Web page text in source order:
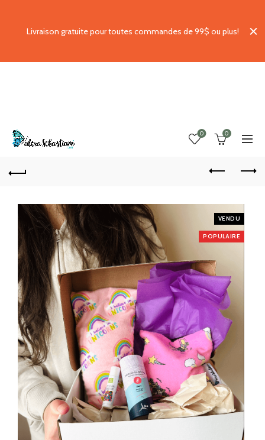
0 0
VENDU
POPULAIRE
Livraison gratuite pour toutes commandes de 99$ ou plus!